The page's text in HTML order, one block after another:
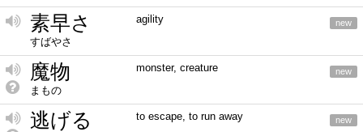
素早さ
すばやさ
agility new
魔物
まもの
monster, creature new
逃げる to escape, to run away new